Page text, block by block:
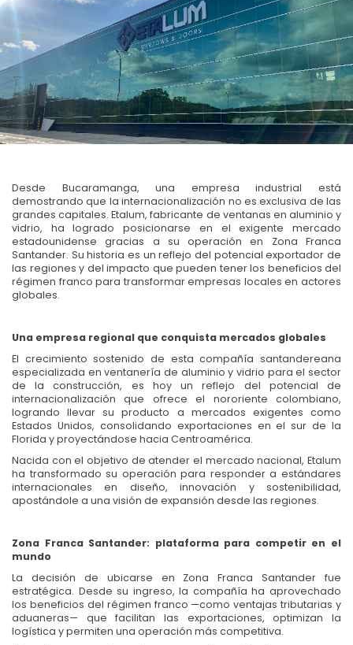
Desde Bucaramanga, una empresa industrial está
demostrando que la internacionalización no es exclusiva de las
grandes capitales. Etalum, fabricante de ventanas en aluminio y
vidrio, ha logrado posicionarse en el exigente mercado
estadounidense gracias a su operación en Zona Franca
Santander. Su historia es un reflejo del potencial exportador de
las regiones y del impacto que pueden tener los beneficios del
régimen franco para transformar empresas locales en actores
globales.
Una empresa regional que conquista mercados globales
El crecimiento sostenido de esta compañía santandereana
especializada en ventanería de aluminio y vidrio para el sector
de la construcción, es hoy un reflejo del potencial de
internacionalización que ofrece el nororiente colombiano,
logrando llevar su producto a mercados exigentes como
Estados Unidos, consolidando exportaciones en el sur de la
Florida y proyectándose hacia Centroamérica.
Nacida con el objetivo de atender el mercado nacional, Etalum
ha transformado su operación para responder a estándares
internacionales en diseño, innovación y sostenibilidad,
apostándole a una visión de expansión desde las regiones.
Zona Franca Santander: plataforma para competir en el
mundo
La decisión de ubicarse en Zona Franca Santander fue
estratégica. Desde su ingreso, la compañía ha aprovechado
los beneficios del régimen franco —como ventajas tributarias y
aduaneras— que facilitan las exportaciones, optimizan la
logística y permiten una operación más competitiva.